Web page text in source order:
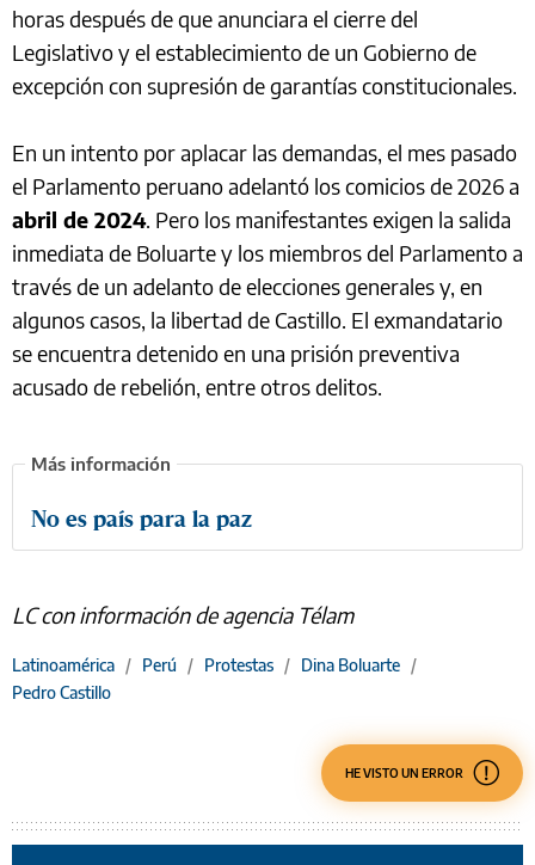
horas después de que anunciara el cierre del
Legislativo y el establecimiento de un Gobierno de
excepción con supresión de garantías constitucionales.
En un intento por aplacar las demandas, el mes pasado
el Parlamento peruano adelantó los comicios de 2026 a
abril de 2024. Pero los manifestantes exigen la salida
inmediata de Boluarte y los miembros del Parlamento a
través de un adelanto de elecciones generales y, en
algunos casos, la libertad de Castillo. El exmandatario
se encuentra detenido en una prisión preventiva
acusado de rebelión, entre otros delitos.
No es país para la paz
LC con información de agencia Télam
Latinoamérica / Perú / Protestas / Dina Boluarte /
Pedro Castillo
HE VISTO UN ERROR